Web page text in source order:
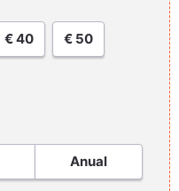
€ 40 € 50
Anual